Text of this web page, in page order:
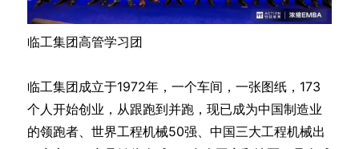
临工集团高管学习团
临工集团成立于1972年，一个车间，一张图纸，173
个人开始创业，从跟跑到并跑，现已成为中国制造业
的领跑者、世界工程机械50强、中国三大工程机械出